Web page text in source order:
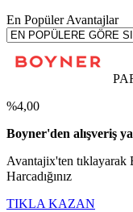
En Popüler Avantajlar
%4,00
Boyner'den alışveriş
Avantajix'ten tıklayarak
Harcadığınız
TIKLA KAZAN